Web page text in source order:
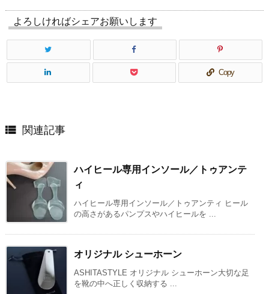
よろしければシェアお願いします
Copy
 関連記事
ハイヒール専用インソール／トゥアンテ
ィ
ハイヒール専用インソール／トゥアンティ ヒール
の高さがあるパンプスやハイヒールを ...
オリジナル シューホーン
ASHITASTYLE オリジナル シューホーン大切な足
を靴の中へ正しく収納する ...